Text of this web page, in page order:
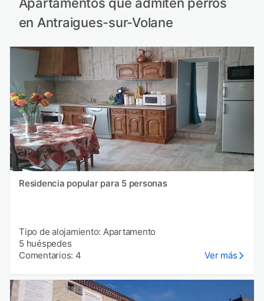
en Antraigues-sur-Volane
Residencia popular para 5 personas
Tipo de alojamiento: Apartamento
5 huéspedes
Comentarios: 4
Ver más